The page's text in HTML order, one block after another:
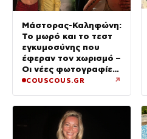
Μάστορας-Καληφώνη:
Το μωρό και το τεστ
εγκυμοσύνης που
έφεραν τον χωρισμό –
Οι νέες φωτογραφίες
από την Πάρο χωρίς
COUSCOUS.GR ↗